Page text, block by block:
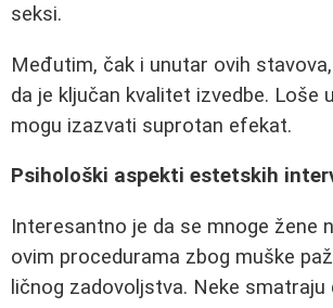
seksi.
Međutim, čak i unutar ovih
da je ključan kvalitet izvedbe. Loše
mogu izazvati suprotan efekat.
Psihološki aspekti estetskih
Interesantno je da se mnoge žene
ovim procedurama zbog muške
ličnog zadovoljstva. Neke smatraju